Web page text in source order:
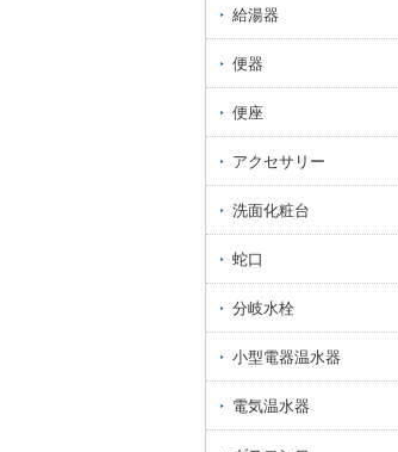
給湯器
便器
便座
アクセサリー
洗面化粧台
蛇口
分岐水栓
小型電器温水器
電気温水器